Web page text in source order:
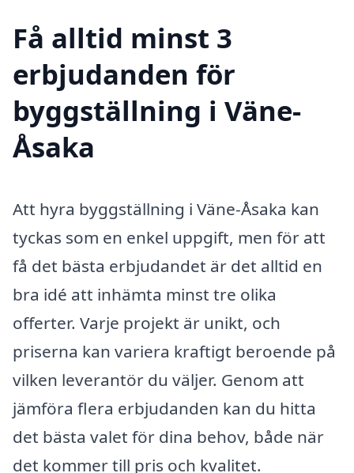
Få alltid minst 3
erbjudanden för
byggställning i Väne-
Åsaka
Att hyra byggställning i Väne-Åsaka kan
tyckas som en enkel uppgift, men för att
få det bästa erbjudandet är det alltid en
bra idé att inhämta minst tre olika
offerter. Varje projekt är unikt, och
priserna kan variera kraftigt beroende på
vilken leverantör du väljer. Genom att
jämföra flera erbjudanden kan du hitta
det bästa valet för dina behov, både när
det kommer till pris och kvalitet.